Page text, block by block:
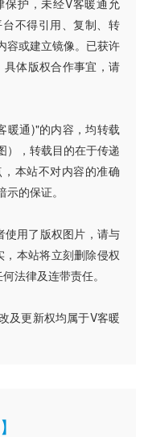
保护，未经V客暖通允
不得引用、复制、转
容或建立镜像。已获许
具体版权合作事宜，请
暖通)"的内容，均转载
），转载目的在于传递
本站不对内容的准确
的保证。
使用了版权图片，请与
本站将立刻删除侵权
法律及连带责任。
及更新权均属于V客暖